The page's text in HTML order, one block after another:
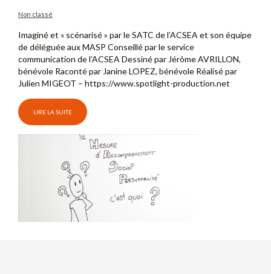
Non classé
Imaginé et « scénarisé » par le SATC de l’ACSEA et son équipe
de déléguée aux MASP Conseillé par le service
communication de l’ACSEA Dessiné par Jérôme AVRILLON,
bénévole Raconté par Janine LOPEZ, bénévole Réalisé par
Julien MIGEOT – https://www.spotlight-production.net​
LIRE LA SUITE